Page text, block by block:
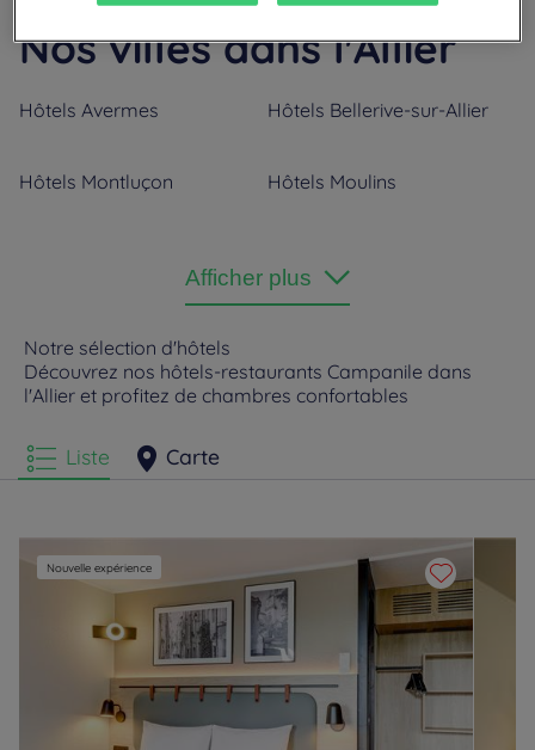
Nos villes dans l'Allier
Hôtels Avermes Hôtels Bellerive-sur-Allier
Hôtels Montluçon Hôtels Moulins
Afficher plus
Notre sélection d'hôtels
Découvrez nos hôtels-restaurants Campanile dans
l'Allier et profitez de chambres confortables
Liste Carte
Nouvelle expérience